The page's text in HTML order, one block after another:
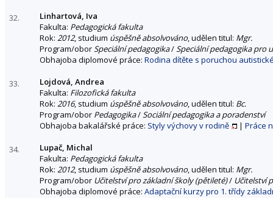
32.
Linhartová, Iva
Fakulta: Pedagogická fakulta
Rok: 2012, studium úspěšně absolvováno, udělen titul: Mgr.
Program/oborSpeciální pedagogika/Speciální pedagogika pro
Obhajoba diplomové práce: Rodina dítěte s poruchou
33.
Lojdová, Andrea
Fakulta: Filozofická fakulta
Rok: 2016, studium úspěšně absolvováno, udělen titul: Bc.
Program/obor Pedagogika/Sociální pedagogika a poradenství
Obhajoba bakalářské práce: Styly výchovy v rodině | Práce
34.
Lupač, Michal
Fakulta: Pedagogická fakulta
Rok: 2012, studium úspěšně absolvováno, udělen titul: Mgr.
Program/obor Učitelství pro základní školy (pětileté)/ Učitelství
Obhajoba diplomové práce: Adaptační kurzy pro 1. třídy